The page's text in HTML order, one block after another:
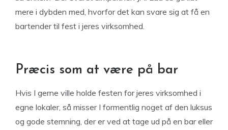
mere i dybden med, hvorfor det kan svare sig at få en
bartender til fest i jeres virksomhed.
Præcis som at være på bar
Hvis I gerne ville holde festen for jeres virksomhed i
egne lokaler, så misser I formentlig noget af den luksus
og gode stemning, der er ved at tage ud på en bar eller